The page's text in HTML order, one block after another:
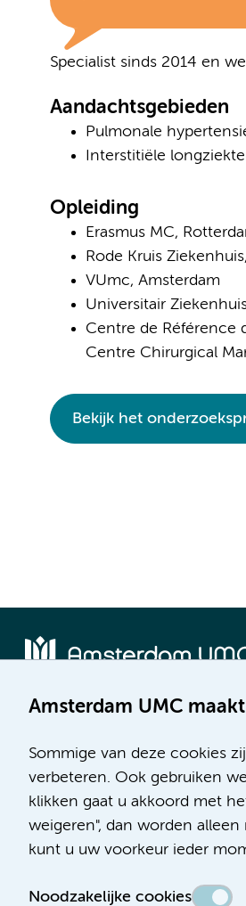
Specialist sinds 2014 en
Aandachtsgebieden
Pulmonale
Interstitiële
Opleiding
Erasmus MC,
Rode Kruis
VUmc, Amsterdam
Universitair
Centre de Référence
Centre Chirurgical
Bekijk het
Amsterdam UMC
Sommige van deze cookies
verbeteren. Ook gebruiken
klikken gaat u akkoord met
weigeren", dan worden
kunt u uw voorkeur ieder
Noodzakelijke cookies
Meibergdreef 9
1105 AZ Amsterdam
Telefoon:
(020) 566 9111
Route en parkeren
De Boelelaan
1081 HV
(020) 444 4444
Route en